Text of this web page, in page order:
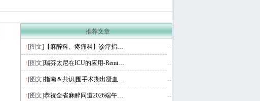
推荐文章
↑ [图文] 【麻醉科、疼痛科】诊疗指…
↑ [图文]瑞芬太尼在ICU的应用-Remi…
↑ [图文]指南＆共识|围手术期出凝血…
↑ [图文]恭祝全省麻醉同道2026端午…